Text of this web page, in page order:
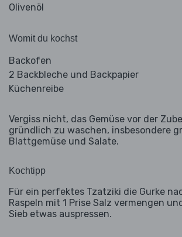
Olivenöl
Womit du kochst
Backofen
2 Backbleche und Backpapier
Küchenreibe
Vergiss nicht, das Gemüse vor der
gründlich zu waschen, insbesondere
Blattgemüse und Salate.
Kochtipp
Für ein perfektes Tzatziki die Gurke
Raspeln mit 1 Prise Salz vermengen
Sieb etwas auspressen.